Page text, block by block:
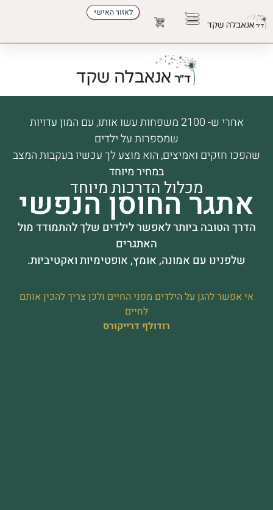
לאזור האישי
אחרי ש- 2100 משפחות עשו אותו, עם המון עדויות
שמספרות על ילדים
שהפכו חזקים ואמיצים, הוא מוצע לך עכשיו בעקבות המצב
במחיר מיוחד
מכלול הדרכות מיוחד
אתגר החוסן הנפשי
הדרך הטובה ביותר לאפשר לילדים שלך להתמודד מול
האתגרים
שלפנינו עם אמונה, אומץ, אופטימיות ואקטיביות.
אי אפשר להגן על הילדים מפני החיים ולכן צריך להכין אותם
לחיים
רודולף דרייקורס